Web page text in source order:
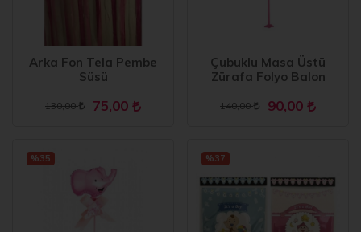
Arka Fon Tela Pembe
Süsü
130,00 75,00
Çubuklu Masa Üstü
Zürafa Folyo Balon
140,00 90,00
%35 %37